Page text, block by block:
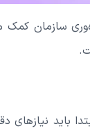
سازمان کمک
باید